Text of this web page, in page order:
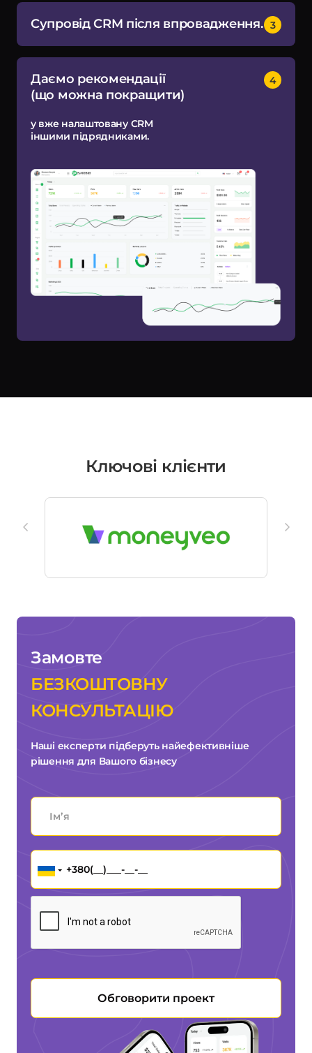
Супровід CRM після впровадження.
Даємо рекомендації
(що можна покращити)
у вже налаштовану CRM
іншими підрядниками.
Ключові клієнти
Замовте
БЕЗКОШТОВНУ
КОНСУЛЬТАЦІЮ
Наші експерти підберуть найефективніше
рішення для Вашого бізнесу
Обговорити проект